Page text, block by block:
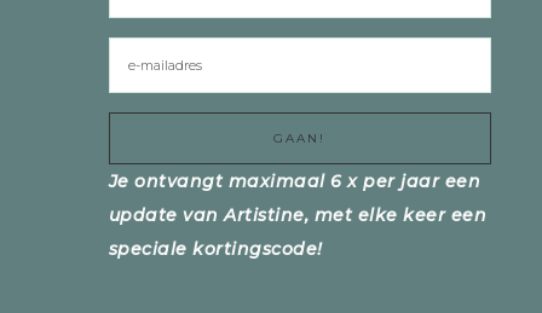
Je ontvangt maximaal 6 x per jaar een
update van Artistine, met elke keer een
speciale kortingscode!